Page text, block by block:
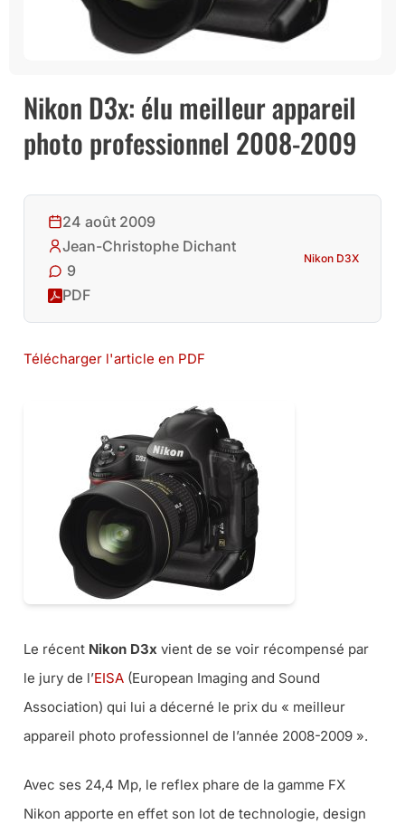
Nikon D3x: élu meilleur appareil
photo professionnel 2008-2009
24 août 2009
Jean-Christophe Dichant
9
PDF
Nikon D3X
Télécharger l'article en PDF
Le récent Nikon D3x vient de se voir récompensé par
le jury de l’EISA (European Imaging and Sound
Association) qui lui a décerné le prix du « meilleur
appareil photo professionnel de l’année 2008-2009 ».
Avec ses 24,4 Mp, le reflex phare de la gamme FX
Nikon apporte en effet son lot de technologie, design